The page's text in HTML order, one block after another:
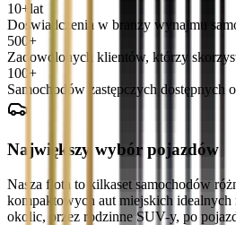
10+ lat
Doświadczenia w branży wynajmu
500+
Zadowolonych klientów, którzy
100+
Samochodów zastępczych dostępnych
Największy wybór pojazdów
Nasza flota to kilkaset samochodów
kompaktowych aut miejskich
okolic, przez rodzinne SUV-y, po